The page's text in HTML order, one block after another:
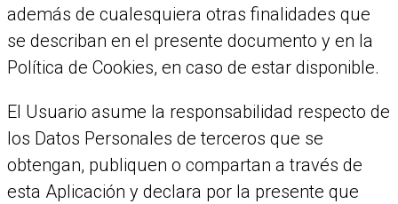
además de cualesquiera otras finalidades que
se describan en el presente documento y en la
Política de Cookies, en caso de estar disponible.
El Usuario asume la responsabilidad respecto de
los Datos Personales de terceros que se
obtengan, publiquen o compartan a través de
esta Aplicación y declara por la presente que